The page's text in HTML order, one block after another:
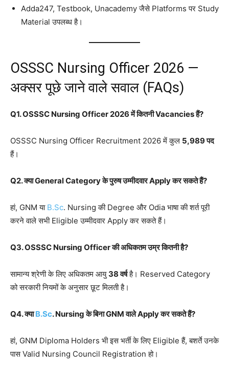
Adda247, Testbook, Unacademy जैसे Platforms पर Study
Material उपलब्ध है।
OSSSC Nursing Officer 2026 —
अक्सर पूछे जाने वाले सवाल (FAQs)
Q1. OSSSC Nursing Officer 2026 में कितनी Vacancies हैं?
OSSSC Nursing Officer Recruitment 2026 में कुल 5,989 पद
हैं।
Q2. क्या General Category के पुरुष उम्मीदवार Apply कर सकते हैं?
हां, GNM या B.Sc. Nursing की Degree और Odia भाषा की शर्त पूरी
करने वाले सभी Eligible उम्मीदवार Apply कर सकते हैं।
Q3. OSSSC Nursing Officer की अधिकतम उम्र कितनी है?
सामान्य श्रेणी के लिए अधिकतम आयु 38 वर्षहै। Reserved Category
को सरकारी नियमों के अनुसार छूट मिलती है।
Q4. क्याB.Sc. Nursing के बिना GNM वाले Apply कर सकते हैं?
हां, GNM Diploma Holders भी इस भर्ती के लिए Eligible हैं, बशर्ते उनके
पास Valid Nursing Council Registration हो।